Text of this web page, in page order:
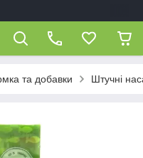
та добавки Штучні